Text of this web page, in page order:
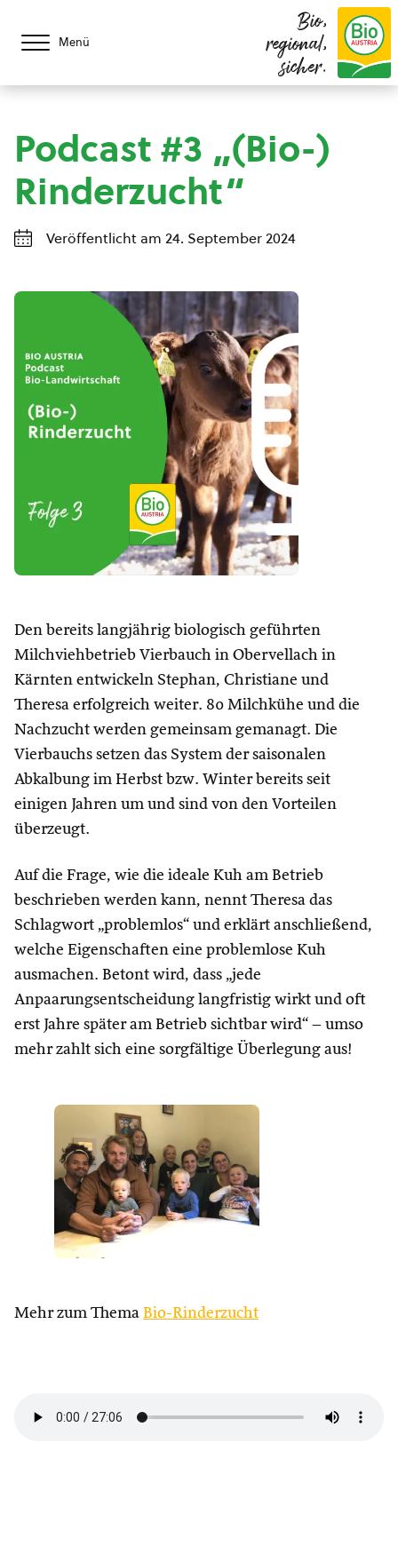
Menü
Bio,
regional,
sicher.
Podcast #3 „(Bio-)
Rinderzucht“
Veröffentlicht am 24. September 2024
Den bereits langjährig biologisch geführten
Milchviehbetrieb Vierbauch in Obervellach in
Kärnten entwickeln Stephan, Christiane und
Theresa erfolgreich weiter. 80 Milchkühe und die
Nachzucht werden gemeinsam gemanagt. Die
Vierbauchs setzen das System der saisonalen
Abkalbung im Herbst bzw. Winter bereits seit
einigen Jahren um und sind von den Vorteilen
überzeugt.
Auf die Frage, wie die ideale Kuh am Betrieb
beschrieben werden kann, nennt Theresa das
Schlagwort „problemlos“ und erklärt anschließend,
welche Eigenschaften eine problemlose Kuh
ausmachen. Betont wird, dass „jede
Anpaarungsentscheidung langfristig wirkt und oft
erst Jahre später am Betrieb sichtbar wird“ – umso
mehr zahlt sich eine sorgfältige Überlegung aus!
Mehr zum Thema Bio-Rinderzucht